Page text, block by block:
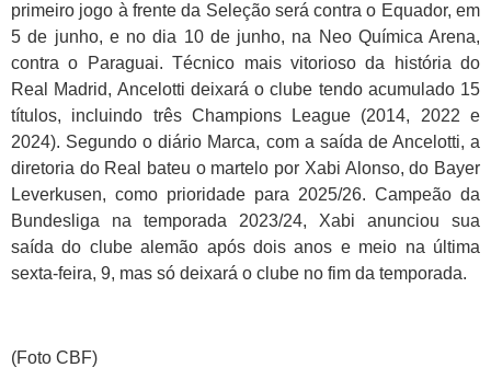
primeiro jogo à frente da Seleção será contra o Equador, em
5 de junho, e no dia 10 de junho, na Neo Química Arena,
contra o Paraguai. Técnico mais vitorioso da história do
Real Madrid, Ancelotti deixará o clube tendo acumulado 15
títulos, incluindo três Champions League (2014, 2022 e
2024). Segundo o diário Marca, com a saída de Ancelotti, a
diretoria do Real bateu o martelo por Xabi Alonso, do Bayer
Leverkusen, como prioridade para 2025/26. Campeão da
Bundesliga na temporada 2023/24, Xabi anunciou sua
saída do clube alemão após dois anos e meio na última
sexta-feira, 9, mas só deixará o clube no fim da temporada.
(Foto CBF)